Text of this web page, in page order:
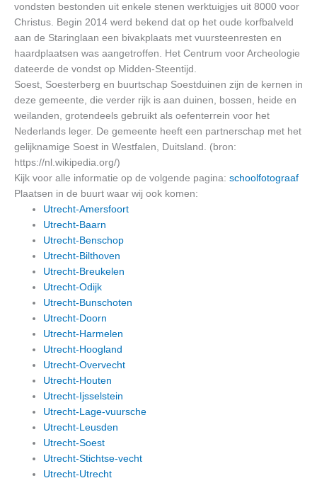
vondsten bestonden uit enkele stenen werktuigjes uit 8000 voor
Christus. Begin 2014 werd bekend dat op het oude korfbalveld
aan de Staringlaan een bivakplaats met vuursteenresten en
haardplaatsen was aangetroffen. Het Centrum voor Archeologie
dateerde de vondst op Midden-Steentijd.
Soest, Soesterberg en buurtschap Soestduinen zijn de kernen in
deze gemeente, die verder rijk is aan duinen, bossen, heide en
weilanden, grotendeels gebruikt als oefenterrein voor het
Nederlands leger. De gemeente heeft een partnerschap met het
gelijknamige Soest in Westfalen, Duitsland. (bron:
https://nl.wikipedia.org/)
Kijk voor alle informatie op de volgende pagina: schoolfotograaf
Plaatsen in de buurt waar wij ook komen:
Utrecht-Amersfoort
Utrecht-Baarn
Utrecht-Benschop
Utrecht-Bilthoven
Utrecht-Breukelen
Utrecht-Odijk
Utrecht-Bunschoten
Utrecht-Doorn
Utrecht-Harmelen
Utrecht-Hoogland
Utrecht-Overvecht
Utrecht-Houten
Utrecht-Ijsselstein
Utrecht-Lage-vuursche
Utrecht-Leusden
Utrecht-Soest
Utrecht-Stichtse-vecht
Utrecht-Utrecht